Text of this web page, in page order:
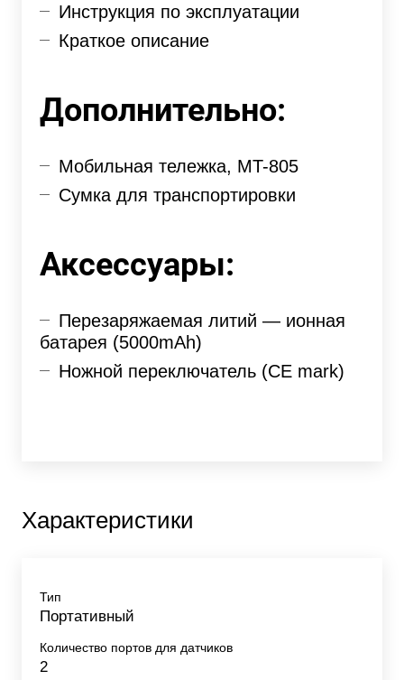
Инструкция по эксплуатации
Краткое описание
Дополнительно:
Мобильная тележка, MT-805
Сумка для транспортировки
Аксессуары:
Перезаряжаемая литий — ионная
батарея (5000mAh)
Ножной переключатель (CE mark)
Характеристики
Тип
Портативный
Количество портов для датчиков
2